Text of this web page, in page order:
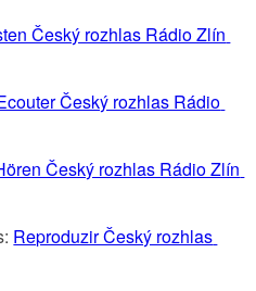
Český rozhlas Rádio Zlín
Český rozhlas Rádio
Český rozhlas Rádio Zlín
Reproduzir Český rozhlas